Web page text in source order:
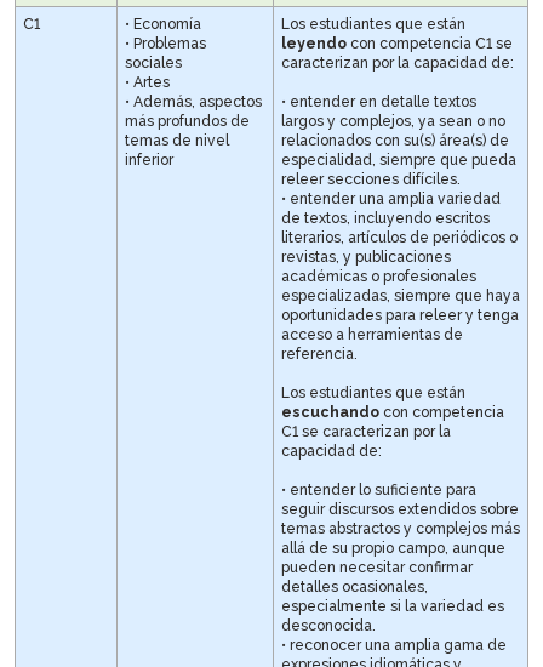
C1
• Economía
• Problemas
sociales
• Artes
• Además, aspectos
más profundos de
temas de nivel
inferior
Los estudiantes que están
leyendo con competencia C1 se
caracterizan por la capacidad de:
• entender en detalle textos
largos y complejos, ya sean o no
relacionados con su(s) área(s) de
especialidad, siempre que pueda
releer secciones difíciles.
• entender una amplia variedad
de textos, incluyendo escritos
literarios, artículos de periódicos o
revistas, y publicaciones
académicas o profesionales
especializadas, siempre que haya
oportunidades para releer y tenga
acceso a herramientas de
referencia.
Los estudiantes que están
escuchando con competencia
C1 se caracterizan por la
capacidad de:
• entender lo suficiente para
seguir discursos extendidos sobre
temas abstractos y complejos más
allá de su propio campo, aunque
pueden necesitar confirmar
detalles ocasionales,
especialmente si la variedad es
desconocida.
• reconocer una amplia gama de